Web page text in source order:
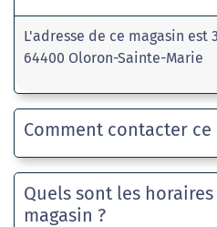
L'adresse de ce magasin est
64400 Oloron-Sainte-Marie
Comment contacter ce
Quels sont les
magasin ?